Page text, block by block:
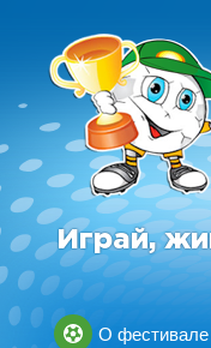
Играй,
О фестивале